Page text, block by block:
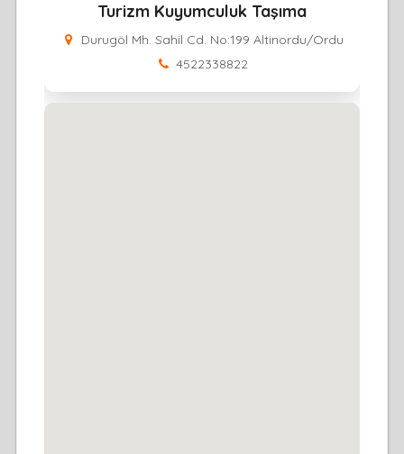
Turizm Kuyumculuk Taşıma
Durugöl Mh. Sahil Cd. No:199 Altinordu/Ordu
4522338822